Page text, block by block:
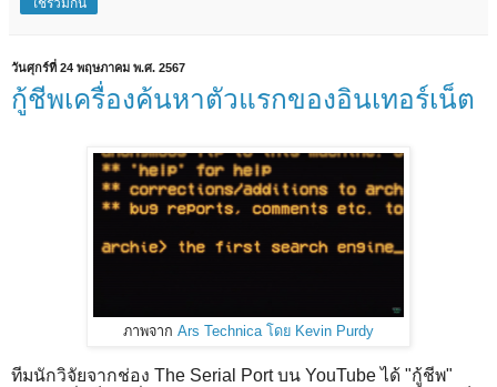
วันศุกร์ที่ 24 พฤษภาคม พ.ศ. 2567
กู้ชีพเครื่องค้นหาตัวแรกของอินเทอร์เน็ต
ภาพจาก Ars Technica โดย Kevin Purdy
ทีมนักวิจัยจากช่อง The Serial Port บน YouTube ได้ "กู้ชีพ"